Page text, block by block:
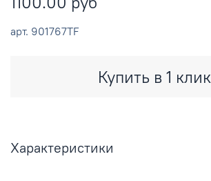
арт. 901767TF
Купить в 1 клик
Характеристики